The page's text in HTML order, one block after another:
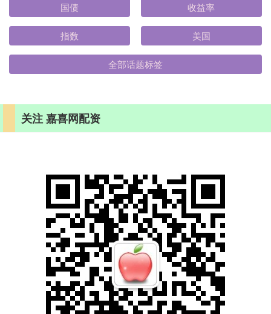
国债 收益率
指数 美国
全部话题标签
关注 嘉喜网配资